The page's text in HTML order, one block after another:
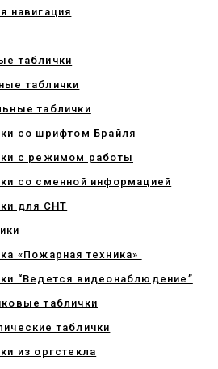
навигация
таблички
таблички
таблички
со шрифтом Брайля
с режимом работы
со сменной информацией
для СНТ
«Пожарная техника»
“Ведется видеонаблюдение”
таблички
таблички
из оргстекла